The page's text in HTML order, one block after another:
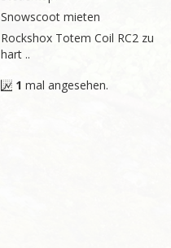
Snowscoot mieten
Rockshox Totem Coil RC2 zu
hart ..
1 mal angesehen.